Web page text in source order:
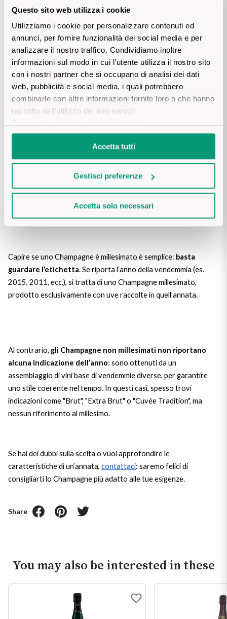
Questo sito web utilizza i cookie
Utilizziamo i cookie per personalizzare contenuti ed
annunci, per fornire funzionalità dei social media e per
analizzare il nostro traffico. Condividiamo inoltre
informazioni sul modo in cui l’utente utilizza il nostro sito
con i nostri partner che si occupano di analisi dei dati
web, pubblicità e social media, i quali potrebbero
combinarle con altre informazioni fornite loro o che hanno
raccolto dall’utilizzo dei loro servizi.
Accetta tutti
Gestisci preferenze
Accetta solo necessari
soleggiato, vendemmia regolare, uve sane e ben mature. I
. Alcuni mostrano già una piacevole evoluzione, pur
mantenendo freschezza.
👉 Scopri Fleur Meunier Brut Nature 2015
Grazie a queste condizioni, le annate recenti
conquistandosempre più spazio tra gli appassionati
profondità o capacità di invecchiamento.
Come riconoscere l’annata dello
Capire se uno Champagne è millesimato è semplice: basta
guardare l’etichetta. Se riporta l’anno della vendemmia (es.
2015, 2011, ecc.), si tratta di uno Champagne millesimato,
prodotto esclusivamente con uve raccolte in quell’annata.
Al contrario, gli Champagne non millesimati non riportano
alcuna indicazione dell’anno: sono ottenuti da un
assemblaggio di vini base di vendemmie diverse, per garantire
uno stile coerente nel tempo. In questi casi, spesso trovi
indicazioni come "Brut", "Extra Brut" o "Cuvée Tradition", ma
nessun riferimento al millesimo.
Se hai dei dubbi sulla scelta o vuoi approfondire le
caratteristiche di un’annata, contattaci: saremo felici di
consigliarti lo Champagne più adatto alle tue esigenze.
Share
You may also be interested in these